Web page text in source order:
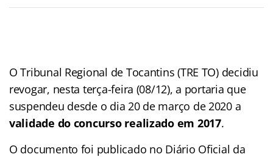
O Tribunal Regional de Tocantins (TRE TO) decidiu
revogar, nesta terça-feira (08/12), a portaria que
suspendeu desde o dia 20 de março de 2020 a
validade do concurso realizado em 2017.
O documento foi publicado no Diário Oficial da